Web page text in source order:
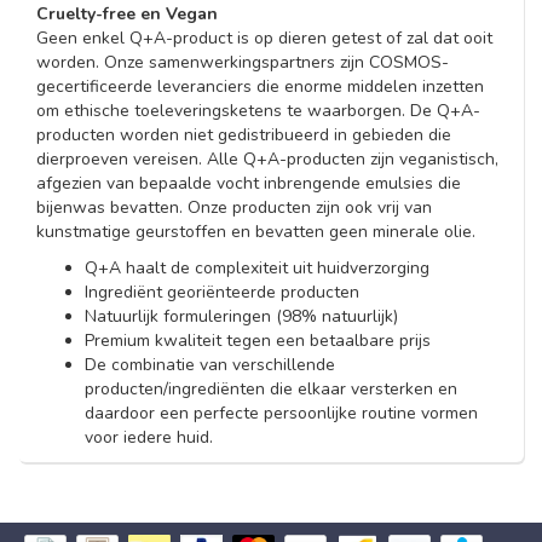
Cruelty-free en Vegan
Geen enkel Q+A-product is op dieren getest of zal dat ooit
worden. Onze samenwerkingspartners zijn COSMOS-
gecertificeerde leveranciers die enorme middelen inzetten
om ethische toeleveringsketens te waarborgen. De Q+A-
producten worden niet gedistribueerd in gebieden die
dierproeven vereisen. Alle Q+A-producten zijn veganistisch,
afgezien van bepaalde vocht inbrengende emulsies die
bijenwas bevatten. Onze producten zijn ook vrij van
kunstmatige geurstoffen en bevatten geen minerale olie.
Q+A haalt de complexiteit uit huidverzorging
Ingrediënt georiënteerde producten
Natuurlijk formuleringen (98% natuurlijk)
Premium kwaliteit tegen een betaalbare prijs
De combinatie van verschillende
producten/ingrediënten die elkaar versterken en
daardoor een perfecte persoonlijke routine vormen
voor iedere huid.